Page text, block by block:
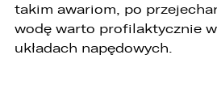
takim awariom, po
wodę warto profilaktycznie
układach napędowych.
1. wyłącznie podmioty
danych osobowych na
prawa,